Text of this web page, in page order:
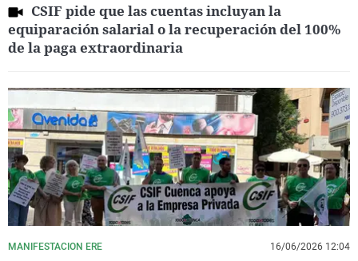
CSIF pide que las cuentas incluyan la
equiparación salarial o la recuperación del 100%
de la paga extraordinaria
MANIFESTACION ERE 16/06/2026 12:04